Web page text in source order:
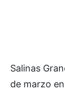
Salinas
de marzo